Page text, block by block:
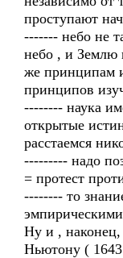
проступают
------- небо не
небо , и Землю
же принципам
принципов
-------- наука
открытые
расстаемся
--------- надо
= протест
-------- то
Ну и ,
Ньютону (